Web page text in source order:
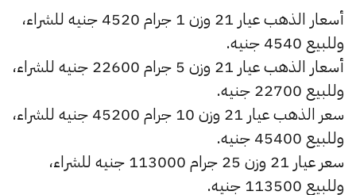
أسعار الذهب عيار 21 وزن 1 جرام 4520 جنيه للشراء،
وللبيع 4540 جنيه.
أسعار الذهب عيار 21 وزن 5 جرام 22600 جنيه للشراء،
وللبيع 22700 جنيه.
سعر الذهب عيار 21 وزن 10 جرام 45200 جنيه للشراء،
وللبيع 45400 جنيه.
سعر عيار 21 وزن 25 جرام 113000 جنيه للشراء،
وللبيع 113500 جنيه.